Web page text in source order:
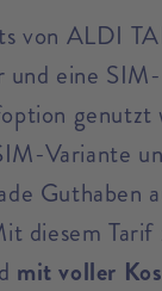
von ALDI
und eine
Variante
diesem
mit voller